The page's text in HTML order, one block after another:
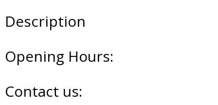
Description
Opening Hours:
Contact us: